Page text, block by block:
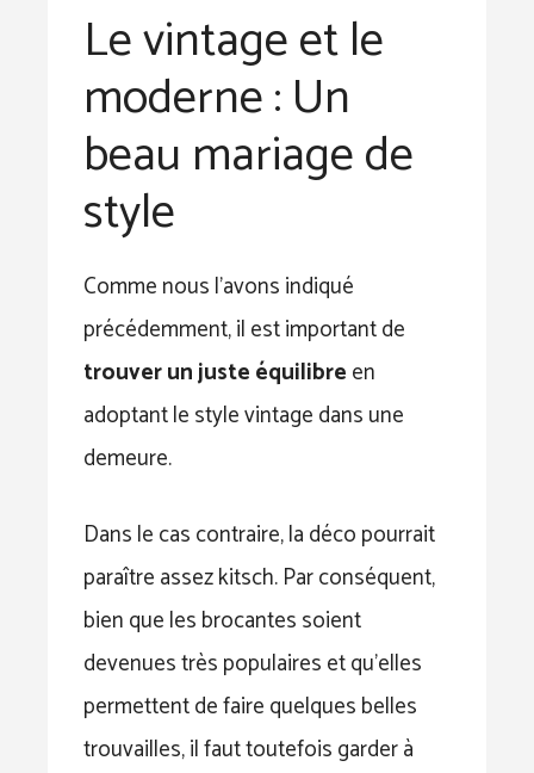
Le vintage et le
moderne : Un
beau mariage de
style
Comme nous l’avons indiqué
précédemment, il est important de
trouver un juste équilibreen
adoptant le style vintage dans une
demeure.
Dans le cas contraire, la déco pourrait
paraître assez kitsch. Par conséquent,
bien que les brocantes soient
devenues très populaires et qu’elles
permettent de faire quelques belles
trouvailles, il faut toutefois garder à